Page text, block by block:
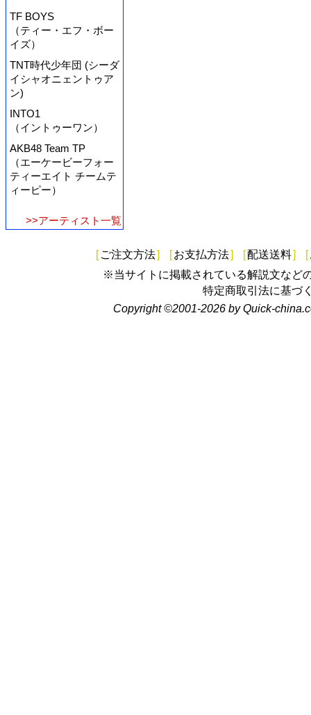
TF BOYS
（ティー・エフ・ボー
イズ）
TNT時代少年団 (シーダ
イシャオニェントゥア
ン)
INTO1
（イントゥーワン）
AKB48 Team TP
（エーケービーフォー
ティーエイト チームテ
ィーピー）
>>アーティスト一覧
[ ご注文方法] [お支払方法] [配送送料] [
※当サイトに掲載されている解説文など
特定商取引法に基づ
Copyright ©2001-2026 by Quick-